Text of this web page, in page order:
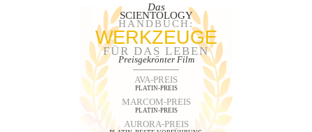
Das
SCIENTOLOGY
HANDBUCH:
WERKZEUGE
FÜR DAS LEBEN
Preisgekrönter Film
AVA-PREIS
PLATIN-PREIS
MARCOM-PREIS
PLATIN-PREIS
AURORA-PREIS